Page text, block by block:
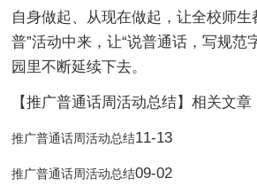
自身做起、从现在做起，让全校师生
普”活动中来，让“说普通话，写规范
园里不断延续下去。
【推广普通话周活动总结】相关文章
推广普通话周活动总结11-13
推广普通话周活动总结09-02